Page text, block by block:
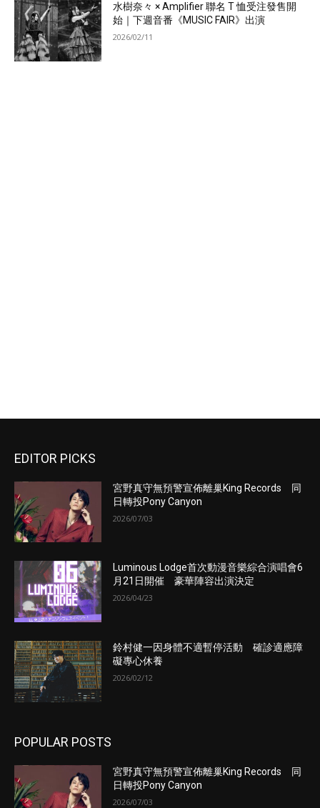
水樹奈々 × Amplifier 聯名 T 恤受注發售開
始｜下週音番《MUSIC FAIR》出演
2026/02/11
EDITOR PICKS
宮野真守無預警宣佈離巢King Records 同
日轉投Pony Canyon
2026/07/03
Luminous Lodge首次動漫音樂綜合演唱會6
月21日開催 豪華陣容出演決定
2026/04/23
鈴村健一因身體不適暫停活動 確診適應障
礙專心休養
2026/02/12
POPULAR POSTS
宮野真守無預警宣佈離巢King Records 同
日轉投Pony Canyon
2026/07/03